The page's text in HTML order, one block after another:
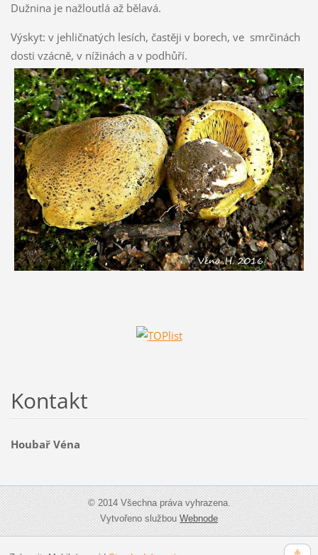
Dužnina je nažloutlá až bělavá.
Výskyt: v jehličnatých lesích, častěji v borech, ve smrčinách
dosti vzácně, v nížinách a v podhůří.
Kontakt
Houbař Véna
© 2014 Všechna práva vyhrazena.
Vytvořeno službouWebnode